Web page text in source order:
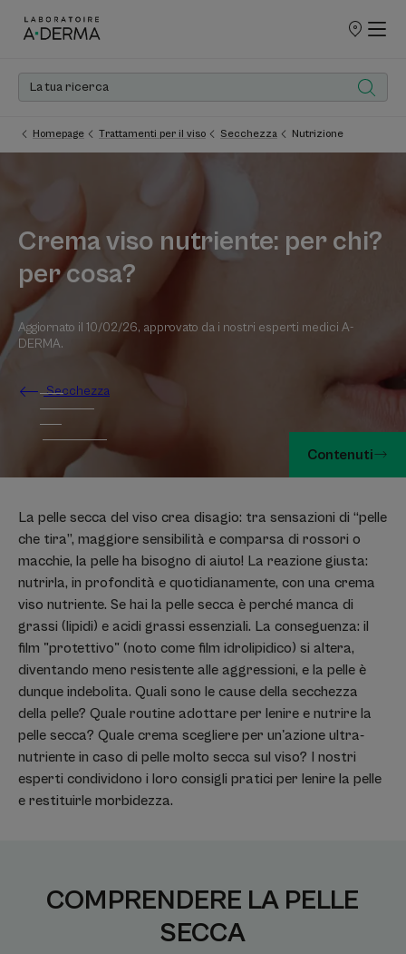
PUNTI
Homepage Trattamenti per il viso Secchezza Nutrizione
Crema viso nutriente: per chi?
per cosa?
Aggiornato il 10/02/26, approvato da i nostri esperti medici A-
DERMA.
Secchezza
Contenuti
La pelle secca del viso crea disagio: tra sensazioni di “pelle
che tira”, maggiore sensibilità e comparsa di rossori o
macchie, la pelle ha bisogno di aiuto! La reazione giusta:
nutrirla, in profondità e quotidianamente, con una crema
viso nutriente. Se hai la pelle secca è perché manca di
grassi (lipidi) e acidi grassi essenziali. La conseguenza: il
film "protettivo" (noto come film idrolipidico) si altera,
diventando meno resistente alle aggressioni, e la pelle è
dunque indebolita. Quali sono le cause della secchezza
della pelle? Quale routine adottare per lenire e nutrire la
pelle secca? Quale crema scegliere per un'azione ultra-
nutriente in caso di pelle molto secca sul viso? I nostri
esperti condividono i loro consigli pratici per lenire la pelle
e restituirle morbidezza.
COMPRENDERE LA PELLE
SECCA